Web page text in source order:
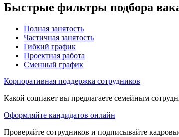
Быстрые фильтры подбора
Полная занятость
Частичная занятость
Гибкий график
Проектная работа
Сменный график
Корпоративная поддержка сотрудников
Какой соцпакет вы предлагаете семейным
Оформляйте кандидатов онлайн
Проверяйте сотрудников и подписывайте